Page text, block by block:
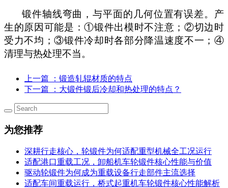
锻件轴线弯曲，与平面的几何位置有误差。产
生的原因可能是：①锻件出模时不注意 ； ②切边时
受力不均；③锻件冷却时各部分降温速度不一；④
清理与热处理不当。
上一篇
：锻造轧辊材质的特点
下一篇
：大锻件锻后冷却和热处理的特点？
为您推荐
深耕行走核心，轮锻件为何适配重型机械全工况运行
适配港口重载工况，卸船机车轮锻件核心性能与价值
驱动轮锻件为何成为重载设备行走部件主流选择
适配车间重载运行，桥式起重机车轮锻件核心性能解析